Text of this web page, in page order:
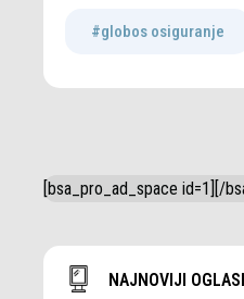
#globos osiguranje
[bsa_pro_ad_space id=1][/
NAJNOVIJI OGLASI